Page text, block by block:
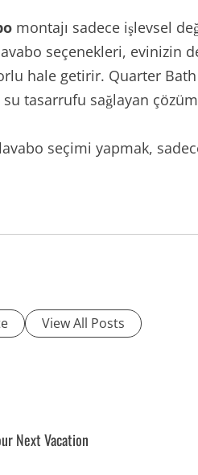
montajı sadece işlevsel
seçenekleri, evinizin
hale getirir. Quarter
tasarrufu sağlayan
seçimi yapmak,
View All Posts
Next Vacation